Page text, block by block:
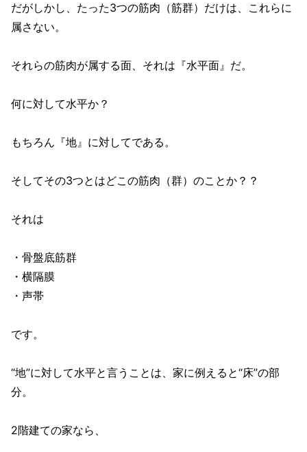
だがしかし、たった3つの筋肉（筋群）だけは、これらに
属さない。
それらの筋肉が属する面、それは『水平面』だ。
何に対して水平か？
もちろん『地』に対してである。
そしてその3つとはどこの筋肉（群）のことか？？
それは
・骨盤底筋群
・横隔膜
・声帯
です。
“地”に対して水平と言うことは、家に例えると“床”の部
分。
2階建ての家なら、